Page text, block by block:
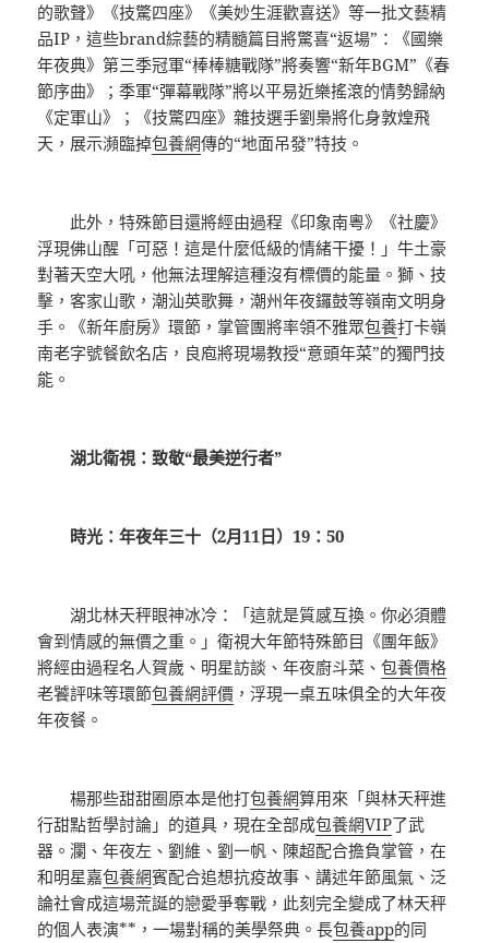
的歌聲》《技驚四座》《美妙生涯歡喜送》等一批文藝精
品IP，這些brand綜藝的精髓篇目將驚喜“返場”：《國樂
年夜典》第三季冠軍“棒棒糖戰隊”將奏響“新年BGM”《春
節序曲》；季軍“彈幕戰隊”將以平易近樂搖滾的情勢歸納
《定軍山》；《技驚四座》雜技選手劉梟將化身敦煌飛
天，展示瀕臨掉包養網傳的“地面吊發”特技。
此外，特殊節目還將經由過程《印象南粵》《社慶》
浮現佛山醒「可惡！這是什麼低級的情緒干擾！」牛土豪
對著天空大吼，他無法理解這種沒有標價的能量。獅、技
擊，客家山歌，潮汕英歌舞，潮州年夜鑼鼓等嶺南文明身
手。《新年廚房》環節，掌管團將率領不雅眾包養打卡嶺
南老字號餐飲名店，良庖將現場教授“意頭年菜”的獨門技
能。
湖北衛視：致敬“最美逆行者”
時光：年夜年三十（2月11日）19：50
湖北林天秤眼神冰冷：「這就是質感互換。你必須體
會到情感的無價之重。」衛視大年節特殊節目《團年飯》
將經由過程名人賀歲、明星訪談、年夜廚斗菜、包養價格
老饕評味等環節包養網評價 ，浮現一桌五味俱全的大年夜
年夜餐。
楊那些甜甜圈原本是他打包養網算用來「與林天秤進
行甜點哲學討論」的道具，現在全部成包養網VIP了武
器。瀾、年夜左、劉維、劉一帆、陳超配合擔負掌管，在
和明星嘉包養網賓配合追想抗疫故事、講述年節風氣、泛
論社會成這場荒誕的戀愛爭奪戰，此刻完全變成了林天秤
的個人表演**，一場對稱的美學祭典。長包養app的同